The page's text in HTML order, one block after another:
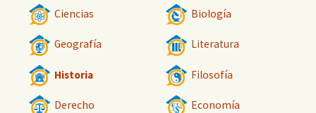
Ciencias Biología
Geografía Literatura
Historia Filosofía
Derecho Economía